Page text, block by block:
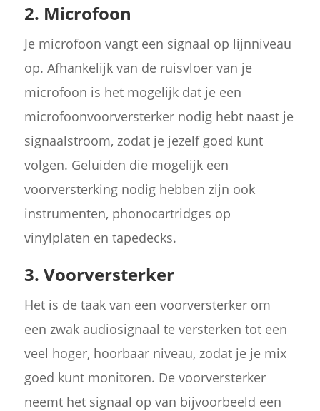
2. Microfoon
Je microfoon vangt een signaal op lijnniveau
op. Afhankelijk van de ruisvloer van je
microfoon is het mogelijk dat je een
microfoonvoorversterker nodig hebt naast je
signaalstroom, zodat je jezelf goed kunt
volgen. Geluiden die mogelijk een
voorversterking nodig hebben zijn ook
instrumenten, phonocartridges op
vinylplaten en tapedecks.
3. Voorversterker
Het is de taak van een voorversterker om
een zwak audiosignaal te versterken tot een
veel hoger, hoorbaar niveau, zodat je je mix
goed kunt monitoren. De voorversterker
neemt het signaal op van bijvoorbeeld een